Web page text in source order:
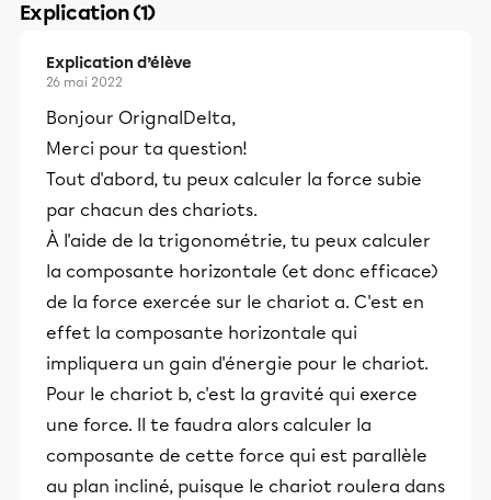
Explication (1)
Explication d’élève
26 mai 2022
Bonjour OrignalDelta,
Merci pour ta question!
Tout d'abord, tu peux calculer la force subie
par chacun des chariots.
À l'aide de la trigonométrie, tu peux calculer
la composante horizontale (et donc efficace)
de la force exercée sur le chariot a. C'est en
effet la composante horizontale qui
impliquera un gain d'énergie pour le chariot.
Pour le chariot b, c'est la gravité qui exerce
une force. Il te faudra alors calculer la
composante de cette force qui est parallèle
au plan incliné, puisque le chariot roulera dans